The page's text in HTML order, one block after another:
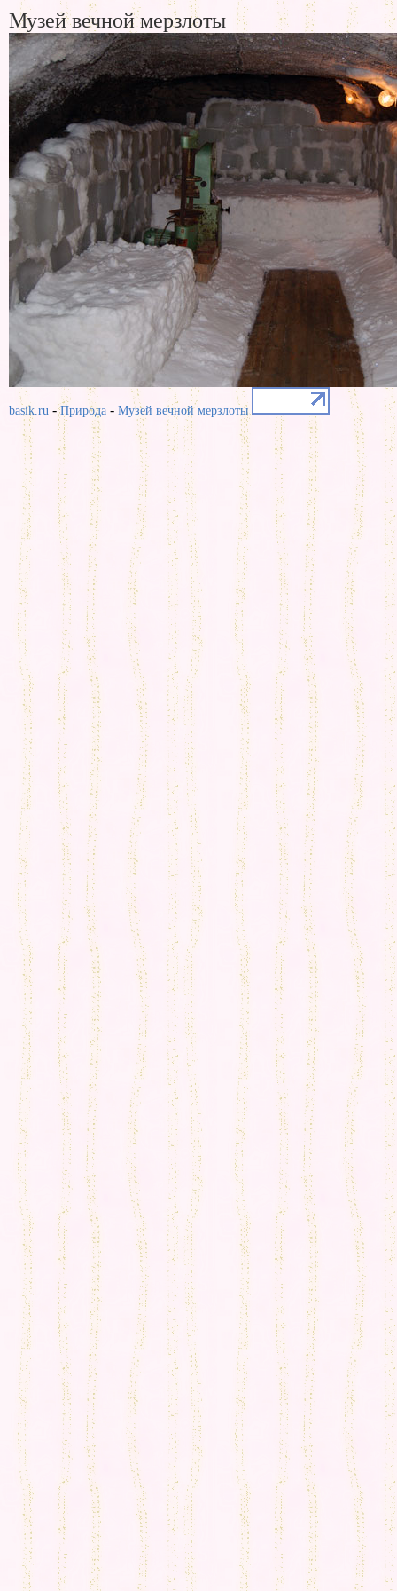
Музей вечной мерзлоты
basik.ru -Природа - Музей вечной мерзлоты